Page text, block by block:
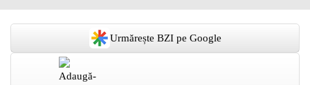
Urmărește BZI pe Google